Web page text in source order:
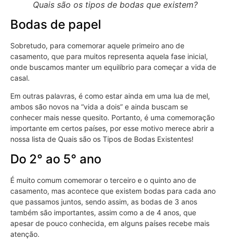
Quais são os tipos de bodas que existem?
Bodas de papel
Sobretudo, para comemorar aquele primeiro ano de
casamento, que para muitos representa aquela fase inicial,
onde buscamos manter um equilíbrio para começar a vida de
casal.
Em outras palavras, é como estar ainda em uma lua de mel,
ambos são novos na “vida a dois” e ainda buscam se
conhecer mais nesse quesito. Portanto, é uma comemoração
importante em certos países, por esse motivo merece abrir a
nossa lista de Quais são os Tipos de Bodas Existentes!
Do 2° ao 5° ano
É muito comum comemorar o terceiro e o quinto ano de
casamento, mas acontece que existem bodas para cada ano
que passamos juntos, sendo assim, as bodas de 3 anos
também são importantes, assim como a de 4 anos, que
apesar de pouco conhecida, em alguns países recebe mais
atenção.